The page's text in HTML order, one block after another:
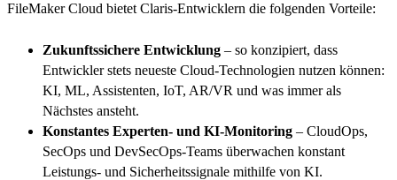
FileMaker Cloud bietet Claris-Entwicklern die folgenden Vorteile:
Zukunftssichere Entwicklung – so konzipiert, dass
Entwickler stets neueste Cloud-Technologien nutzen können:
KI, ML, Assistenten, IoT, AR/VR und was immer als
Nächstes ansteht.
Konstantes Experten- und KI-Monitoring – CloudOps,
SecOps und DevSecOps-Teams überwachen konstant
Leistungs- und Sicherheitssignale mithilfe von KI.